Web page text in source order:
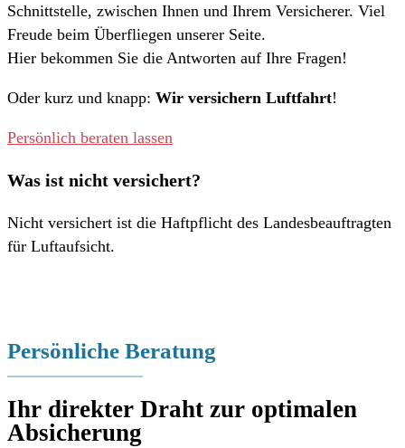
Schnittstelle, zwischen Ihnen und Ihrem Versicherer. Viel
Freude beim Überfliegen unserer Seite.
Hier bekommen Sie die Antworten auf Ihre Fragen!
Oder kurz und knapp: Wir versichern Luftfahrt!
Persönlich beraten lassen
Was ist nicht versichert?
Nicht versichert ist die Haftpflicht des Landesbeauftragten
für Luftaufsicht.
Persönliche Beratung
Ihr direkter Draht zur optimalen
Absicherung